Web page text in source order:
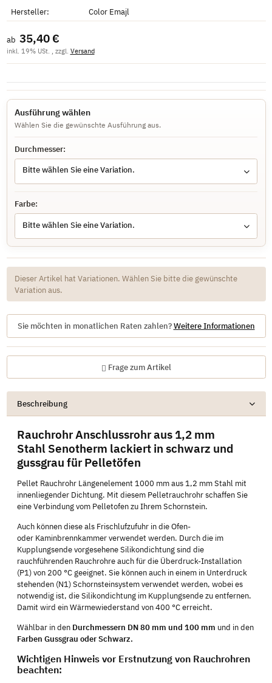
Hersteller:
Color Emajl
ab 35,40 €
inkl. 19% USt. , zzgl. Versand
Ausführung wählen
Wählen Sie die gewünschte Ausführung aus.
Durchmesser:
Bitte wählen Sie eine Variation.
Farbe:
Bitte wählen Sie eine Variation.
x
Dieser Artikel hat Variationen. Wählen Sie bitte die gewünschte
Variation aus.
Sie möchten in monatlichen Raten zahlen?Weitere Informationen
Frage zum Artikel
Beschreibung
Rauchrohr Anschlussrohr aus 1,2 mm
Stahl Senotherm lackiert in schwarz und
gussgrau für Pelletöfen
Pellet Rauchrohr Längenelement 1000 mm aus 1,2 mm Stahl mit
innenliegender Dichtung. Mit diesem Pelletrauchrohr schaffen Sie
eine Verbindung vom Pelletofen zu Ihrem Schornstein.
Auch können diese als Frischlufzufuhr in die Ofen-
oder Kaminbrennkammer verwendet werden. Durch die im
Kupplungsende vorgesehene Silikondichtung sind die
rauchführenden Rauchrohre auch für die Überdruck-Installation
(P1) von 200 °C geeignet. Sie können auch in einem in Unterdruck
stehenden (N1) Schornsteinsystem verwendet werden, wobei es
notwendig ist, die Silikondichtung im Kupplungsende zu entfernen.
Damit wird ein Wärmewiederstand von 400 °C erreicht.
Wählbar in den Durchmessern DN 80 mm und 100 mm und in den
Farben Gussgrau oder Schwarz.
Wichtigen Hinweis vor Erstnutzung von Rauchrohren
beachten: